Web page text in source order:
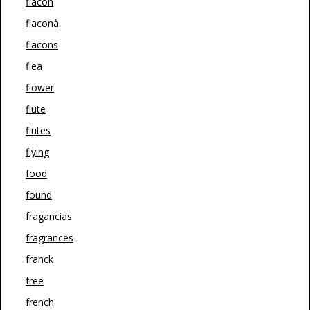
flaconà
flacons
flea
flower
flute
flutes
flying
food
found
fragancias
fragrances
franck
free
french